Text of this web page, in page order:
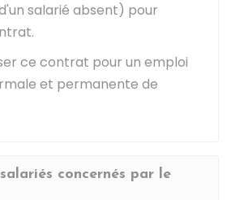
salarié absent) pour
ce contrat pour un emploi
et permanente de
concernés par le